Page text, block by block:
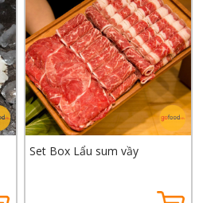
Set Box Lẩu sum vầy